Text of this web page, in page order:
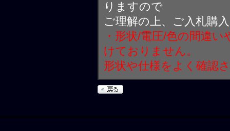
りますので
ご理解の上、ご入札購
・形状/電圧/色の間違
けておりません。
形状や仕様をよく確認